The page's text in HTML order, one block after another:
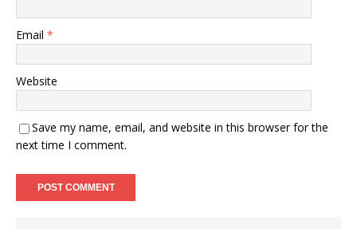
Email *
Website
Save my name, email, and website in this browser for the
next time I comment.